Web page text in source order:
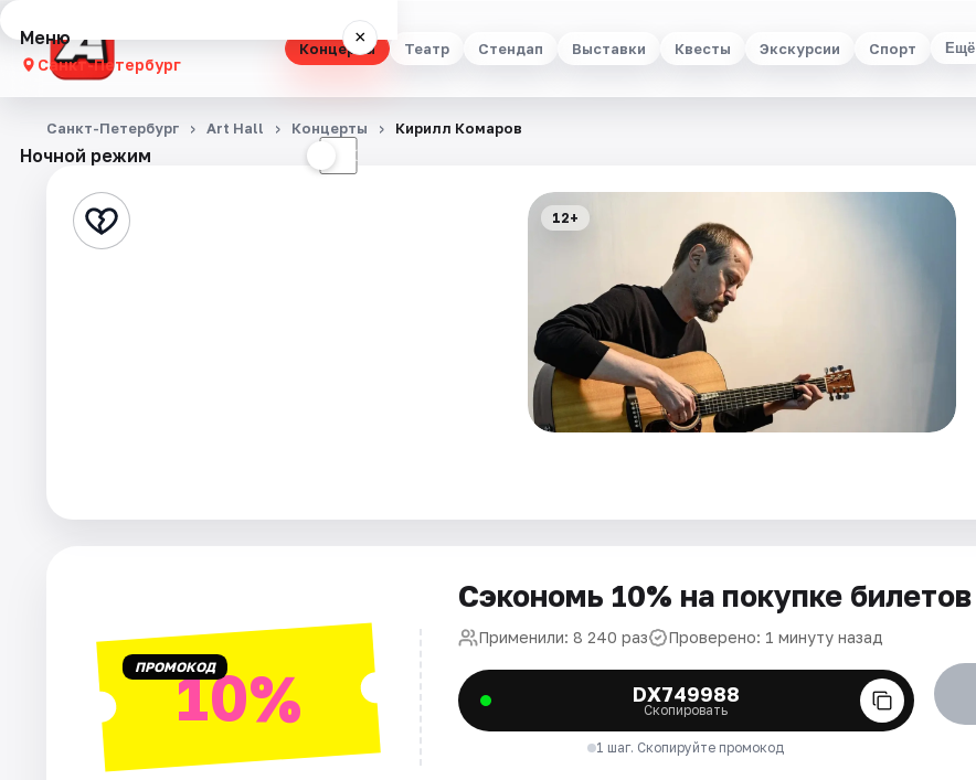
Концерты Театр Стендап Выставки Квесты Экскурсии Спорт Ещё
Меню ×
Санкт-Петербург
Концерты
Стендап
Артисты
Ночной режим ☾
Санкт-Петербург Art Hall Концерты Кирилл Комаров
12+
ПРОМОКОД10%
Сэкономь 10% на покупке билетов
Применили: 8 240 раз Проверено: 1 минуту назад
DX749988
Скопировать
1 шаг. Скопируйте промокод